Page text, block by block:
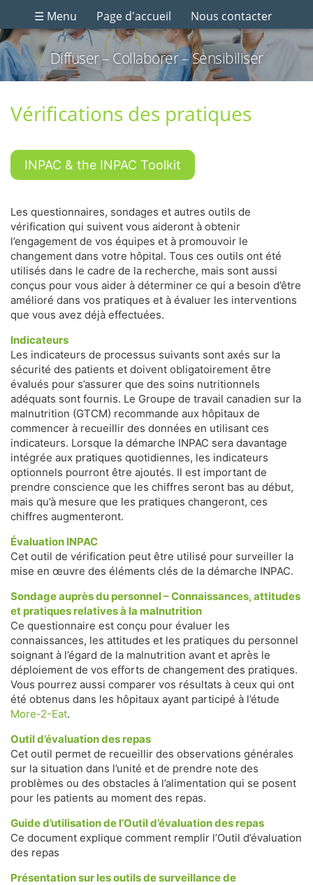
☰ Menu Page d'accueil Nous contacter
Diffuser – Collaborer – Sensibiliser
Vérifications des pratiques
INPAC & the INPAC Toolkit
Les questionnaires, sondages et autres outils de
vérification qui suivent vous aideront à obtenir
l’engagement de vos équipes et à promouvoir le
changement dans votre hôpital. Tous ces outils ont été
utilisés dans le cadre de la recherche, mais sont aussi
conçus pour vous aider à déterminer ce qui a besoin d’être
amélioré dans vos pratiques et à évaluer les interventions
que vous avez déjà effectuées.
Indicateurs
Les indicateurs de processus suivants sont axés sur la
sécurité des patients et doivent obligatoirement être
évalués pour s’assurer que des soins nutritionnels
adéquats sont fournis. Le Groupe de travail canadien sur la
malnutrition (GTCM) recommande aux hôpitaux de
commencer à recueillir des données en utilisant ces
indicateurs. Lorsque la démarche INPAC sera davantage
intégrée aux pratiques quotidiennes, les indicateurs
optionnels pourront être ajoutés. Il est important de
prendre conscience que les chiffres seront bas au début,
mais qu’à mesure que les pratiques changeront, ces
chiffres augmenteront.
Évaluation INPAC
Cet outil de vérification peut être utilisé pour surveiller la
mise en œuvre des éléments clés de la démarche INPAC.
Sondage auprès du personnel – Connaissances, attitudes
et pratiques relatives à la malnutrition
Ce questionnaire est conçu pour évaluer les
connaissances, les attitudes et les pratiques du personnel
soignant à l’égard de la malnutrition avant et après le
déploiement de vos efforts de changement des pratiques.
Vous pourrez aussi comparer vos résultats à ceux qui ont
été obtenus dans les hôpitaux ayant participé à l’étude
More-2-Eat.
Outil d’évaluation des repas
Cet outil permet de recueillir des observations générales
sur la situation dans l’unité et de prendre note des
problèmes ou des obstacles à l’alimentation qui se posent
pour les patients au moment des repas.
Guide d’utilisation de l’Outil d’évaluation des repas
Ce document explique comment remplir l’Outil d’évaluation
des repas
Présentation sur les outils de surveillance de